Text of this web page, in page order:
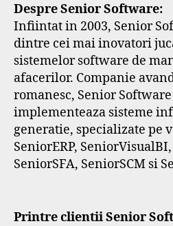
Despre Senior Software:
Infiintat in 2003, Senior
dintre cei mai inovatori
sistemelor software de
afacerilor. Companie
romanesc, Senior
implementeaza sisteme
generatie, specializate pe
SeniorERP,
SeniorSFA, SeniorSCM si
Printre clientii Senior